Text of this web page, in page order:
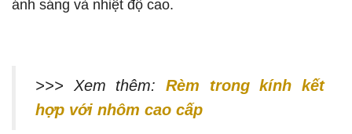
ánh sáng và nhiệt độ cao.
>>> Xem thêm: Rèm trong kính kết
hợp với nhôm cao cấp